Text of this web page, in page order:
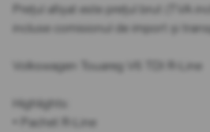
Prețul afișat este prețul brut (TVA
incluse comisionul de import și
Volkswagen Touareg V6 TDI R-Line
Highlights:
• Pachet R-Line